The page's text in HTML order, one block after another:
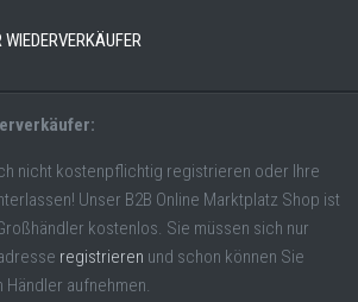
nicht kostenpflichtig registrieren oder Ihre
Unser B2B Online Marktplatz Shop ist
kostenlos. Sie müssen sich nur
registrieren und schon können Sie
aufnehmen.